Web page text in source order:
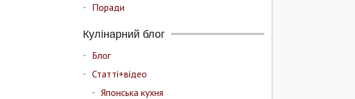
Поради
Кулінарний блог
Блог
Статті+відео
Японська кухня